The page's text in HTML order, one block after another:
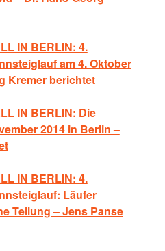
IN BERLIN: 4.
am 4. Oktober
Kremer berichtet
IN BERLIN: Die
2014 in Berlin –
IN BERLIN: 4.
Läufer
Teilung – Jens Panse